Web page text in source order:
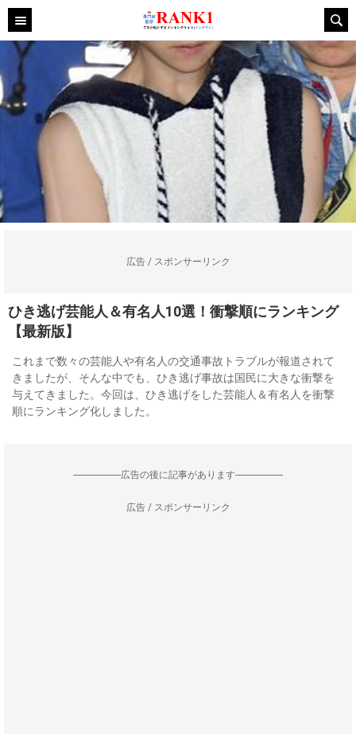
広告 / スポンサーリンク
ひき逃げ芸能人＆有名人10選！衝撃順にランキング
【最新版】
これまで数々の芸能人や有名人の交通事故トラブルが報道されて
きましたが、そんな中でも、ひき逃げ事故は国民に大きな衝撃を
与えてきました。今回は、ひき逃げをした芸能人＆有名人を衝撃
順にランキング化しました。
--------------------広告の後に記事があります--------------------
広告 / スポンサーリンク